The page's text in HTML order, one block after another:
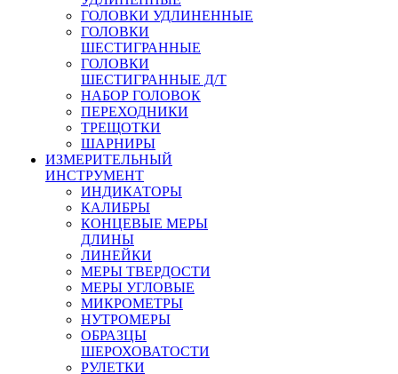
ГОЛОВКИ УДЛИНЕННЫЕ
ГОЛОВКИ
ШЕСТИГРАННЫЕ
ГОЛОВКИ
ШЕСТИГРАННЫЕ Д/Т
НАБОР ГОЛОВОК
ПЕРЕХОДНИКИ
ТРЕЩОТКИ
ШАРНИРЫ
ИЗМЕРИТЕЛЬНЫЙ
ИНСТРУМЕНТ
ИНДИКАТОРЫ
КАЛИБРЫ
КОНЦЕВЫЕ МЕРЫ
ДЛИНЫ
ЛИНЕЙКИ
МЕРЫ ТВЕРДОСТИ
МЕРЫ УГЛОВЫЕ
МИКРОМЕТРЫ
НУТРОМЕРЫ
ОБРАЗЦЫ
ШЕРОХОВАТОСТИ
РУЛЕТКИ